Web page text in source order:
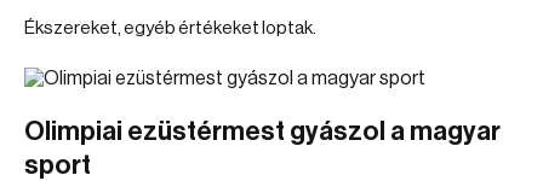
Ékszereket, egyéb értékeket loptak.
Olimpiai ezüstérmest gyászol a magyar
sport